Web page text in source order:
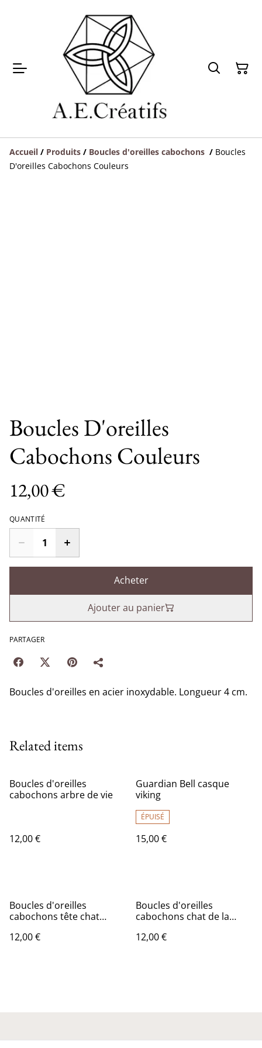
Accueil / Produits / Boucles d'oreilles cabochons / Boucles
D'oreilles Cabochons Couleurs
Boucles D'oreilles
Cabochons Couleurs
12,00 €
QUANTITÉ
Acheter
Ajouter au panier
PARTAGER
Boucles d'oreilles en acier inoxydable. Longueur 4 cm.
Related items
Boucles d'oreilles
cabochons arbre de vie
12,00 €
Guardian Bell casque
viking
ÉPUISÉ
15,00 €
Boucles d'oreilles
cabochons tête chat
12,00 €
Boucles d'oreilles
cabochons chat de la
12,00 €